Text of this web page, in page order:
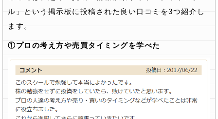
ル」という掲示板に投稿された良い口コミを3つ紹介し
ます。
①プロの考え方や売買タイミングを学べた